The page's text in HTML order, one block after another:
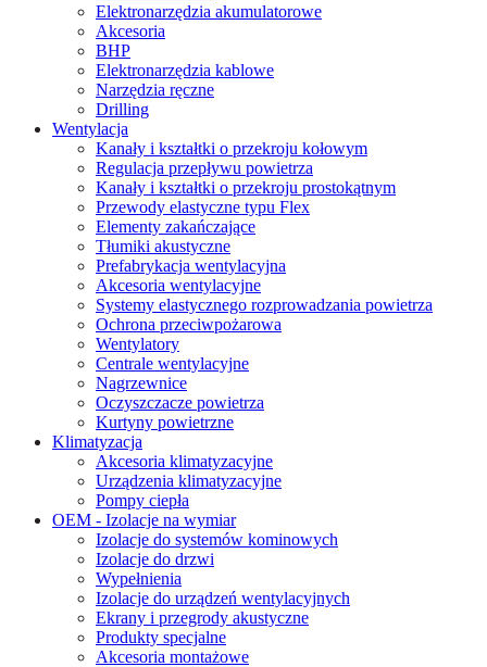
Elektronarzędzia akumulatorowe
Akcesoria
BHP
Elektronarzędzia kablowe
Narzędzia ręczne
Drilling
Wentylacja
Kanały i kształtki o przekroju kołowym
Regulacja przepływu powietrza
Kanały i kształtki o przekroju prostokątnym
Przewody elastyczne typu Flex
Elementy zakańczające
Tłumiki akustyczne
Prefabrykacja wentylacyjna
Akcesoria wentylacyjne
Systemy elastycznego rozprowadzania powietrza
Ochrona przeciwpożarowa
Wentylatory
Centrale wentylacyjne
Nagrzewnice
Oczyszczacze powietrza
Kurtyny powietrzne
Klimatyzacja
Akcesoria klimatyzacyjne
Urządzenia klimatyzacyjne
Pompy ciepła
OEM - Izolacje na wymiar
Izolacje do systemów kominowych
Izolacje do drzwi
Wypełnienia
Izolacje do urządzeń wentylacyjnych
Ekrany i przegrody akustyczne
Produkty specjalne
Akcesoria montażowe